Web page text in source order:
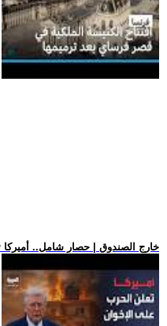
.. خارج الصندوق | حصار شامل..